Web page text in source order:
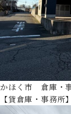
かほく市 倉庫・
【貸倉庫・事務